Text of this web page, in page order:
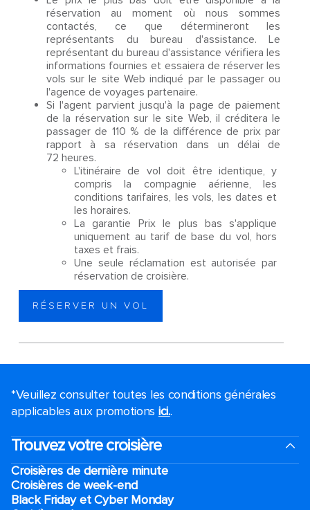
réservation au moment où nous sommes
contactés, ce que détermineront les
représentants du bureau d'assistance. Le
représentant du bureau d'assistance vérifiera les
informations fournies et essaiera de réserver les
vols sur le site Web indiqué par le passager ou
l'agence de voyages partenaire.
Si l'agent parvient jusqu'à la page de paiement
de la réservation sur le site Web, il créditera le
passager de 110 % de la différence de prix par
rapport à sa réservation dans un délai de
72 heures.
L'itinéraire de vol doit être identique, y
compris la compagnie aérienne, les
conditions tarifaires, les vols, les dates et
les horaires.
La garantie Prix le plus bas s'applique
uniquement au tarif de base du vol, hors
taxes et frais.
Une seule réclamation est autorisée par
réservation de croisière.
RÉSERVER UN VOL
*Veuillez consulter toutes les conditions générales
applicables aux promotions ici..
Trouvez votre croisière
Croisières de dernière minute
Croisières de week-end
Black Friday et Cyber Monday